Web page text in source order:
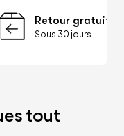
Retour gratuit
Sous 30 jours
tout